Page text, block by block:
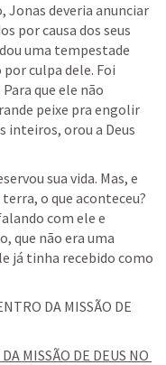
Jonas deveria anunciar
por causa dos seus
uma tempestade
culpa dele. Foi
que ele não
peixe pra engolir
inteiros, orou a Deus
sua vida. Mas, e
o que aconteceu?
com ele e
que não era uma
já tinha recebido como
DA MISSÃO DE
MISSÃO DE DEUS NO